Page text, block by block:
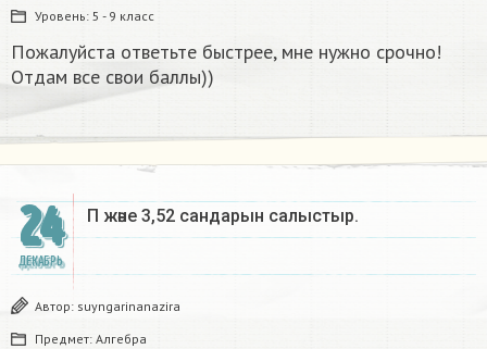
Уровень: 5 - 9 класс
Пожалуйста ответьте быстрее, мне нужно срочно!
Отдам все свои баллы))
24
ДЕКАБРЬ
Π және 3,52 сандарын салыстыр. ​
Автор: suyngarinanazira
Предмет: Алгебра